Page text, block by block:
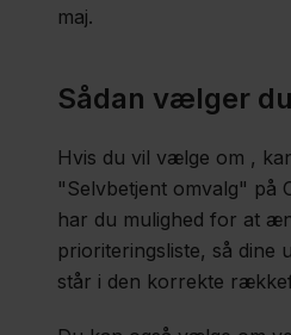
maj.
Sådan vælger
Hvis du vil vælge om ,
"Selvbetjent omvalg" på
har du mulighed for at
prioriteringsliste, så dine
står i den korrekte